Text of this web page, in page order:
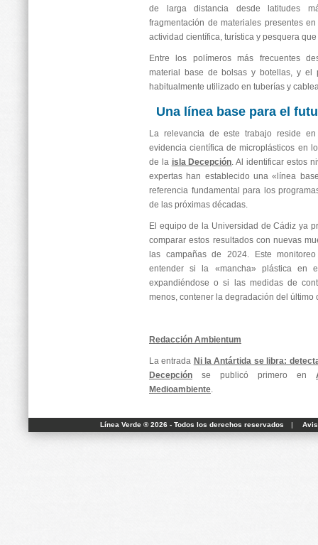
de larga distancia desde latitudes
fragmentación de materiales presentes
actividad científica, turística y pesquera
Entre los polímeros más frecuentes
material base de bolsas y botellas, y el
habitualmente utilizado en tuberías y
Una línea base para el
La relevancia de este trabajo reside
evidencia científica de microplásticos en
de la isla Decepción. Al identificar estos
expertas han establecido una «línea
referencia fundamental para los
de las próximas décadas.
El equipo de la Universidad de Cádiz ya
comparar estos resultados con nuevas
las campañas de 2024. Este
entender si la «mancha» plástica en
expandiéndose o si las medidas de
menos, contener la degradación del último
Redacción Ambientum
La entrada Ni la Antártida se libra:
Decepción se publicó primero en
Medioambiente.
Línea Verde ® 2026 - Todos los derechos reservados |